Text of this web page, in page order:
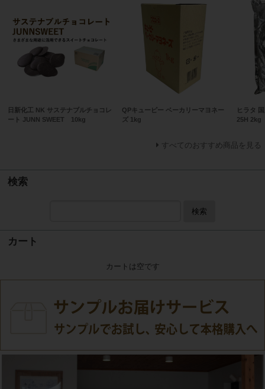
日新化工 NK サステナブルチョコレ
ート JUNN SWEET 10kg
QPキューピー ベーカリーマヨネー
ズ 1kg
ヒラタ
25H 2kg
すべてのおすすめ商品を見る
検索
検索
カート
カートは空です